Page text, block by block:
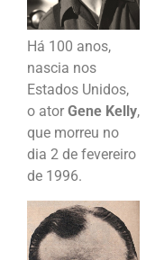
Há 100 anos,
nascia nos
Estados Unidos,
o ator Gene Kelly,
que morreu no
dia 2 de fevereiro
de 1996.